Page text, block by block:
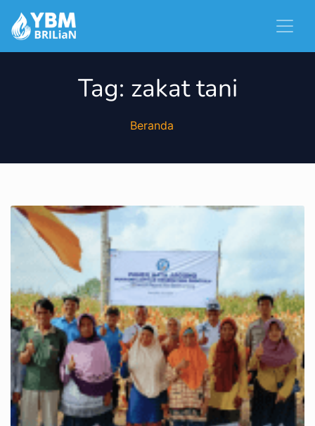
Tag: zakat tani
Beranda